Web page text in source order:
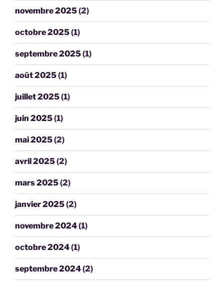
novembre 2025(2)
octobre 2025(1)
septembre 2025(1)
août 2025(1)
juillet 2025(1)
juin 2025(1)
mai 2025(2)
avril 2025(2)
mars 2025(2)
janvier 2025(2)
novembre 2024(1)
octobre 2024(1)
septembre 2024(2)